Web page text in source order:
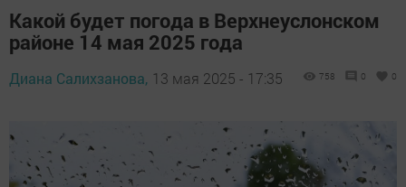
Какой будет погода в Верхнеуслонском
районе 14 мая 2025 года
Диана Салихзанова, 13 мая 2025 - 17:35 758 0 0